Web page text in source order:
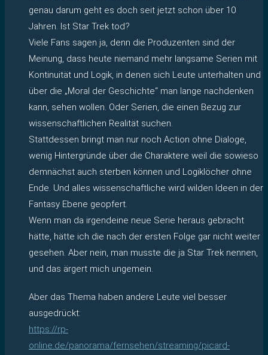
genau darum geht es doch seit jetzt schon über 10
Jahren. Ist Star Trek tod?
Viele Fans sagen ja, denn die Produzenten sind der
Meinung, dass heute niemand mehr langsame Serien mit
Kontinuität und Logik, in denen sich Leute unterhalten und
über die „Moral der Geschichte“ man lange nachdenken
kann, sehen wollen. Oder Serien, die einen Bezug zur
wissenschaftlichen Realität suchen.
Stattdessen bringt man nur noch Action ohne Dialoge,
wenig Hintergründe über die Charaktere weil die sowieso
demnächst auch sterben können und Logiklöcher ohne
Ende. Und alles wissenschaftliche wird wilden Ideen in der
Fantasy Ebene geopfert.
Wenn man da irgendeine neue Serie heraus gebracht
hätte, hätte ich die nach der ersten Folge gar nicht weiter
gesehen. Aber nein, man musste die ja Star Trek nennen,
und das ärgert mich ungemein.
Aber das Thema haben andere Leute viel besser
ausgedrückt:
https://rp-
online.de/panorama/fernsehen/streaming/picard-